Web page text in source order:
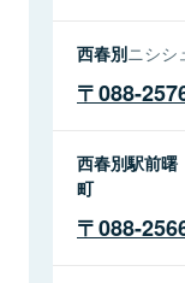
西春別ニシシ
088-
西春別駅前曙
町
088-